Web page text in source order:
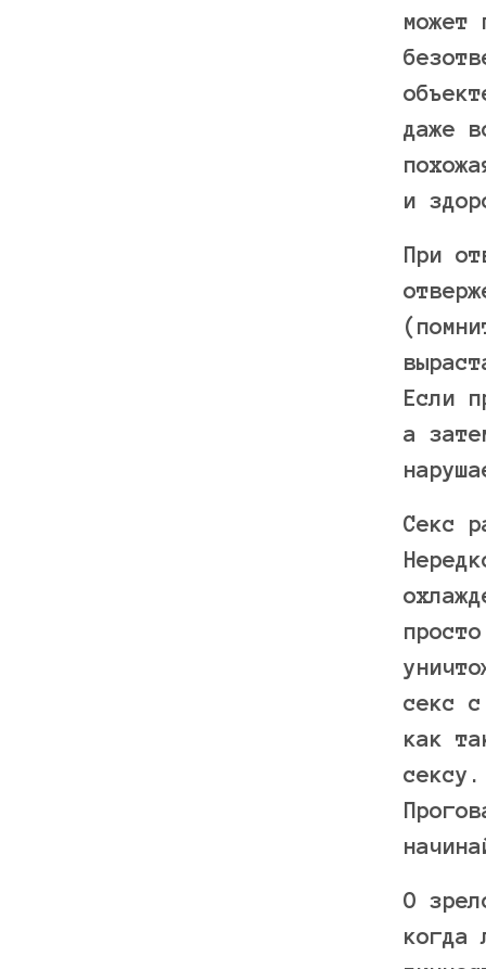
может
даже
и
При
Если
а
Секс
секс
как
О
когда